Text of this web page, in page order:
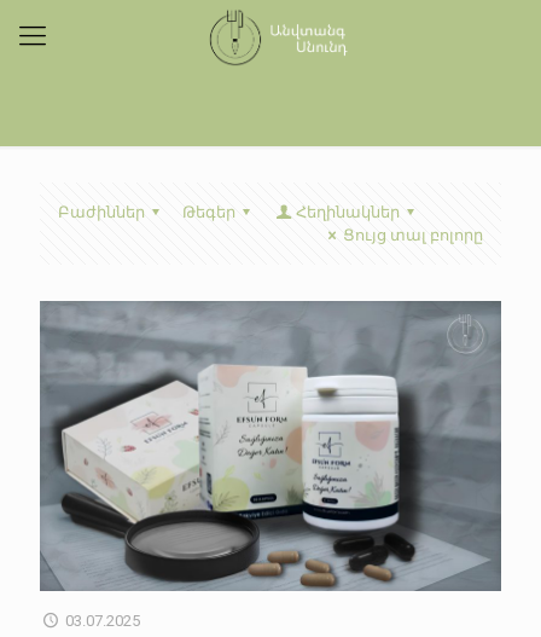
Բաժիններ Թեգեր
Հեղինակներ
Ցույց տալ բոլորը
03.07.2025